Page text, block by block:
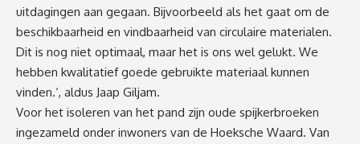
uitdagingen aan gegaan. Bijvoorbeeld als het gaat om de
beschikbaarheid en vindbaarheid van circulaire materialen.
Dit is nog niet optimaal, maar het is ons wel gelukt. We
hebben kwalitatief goede gebruikte materiaal kunnen
vinden.‘, aldus Jaap Giljam.
Voor het isoleren van het pand zijn oude spijkerbroeken
ingezameld onder inwoners van de Hoeksche Waard. Van